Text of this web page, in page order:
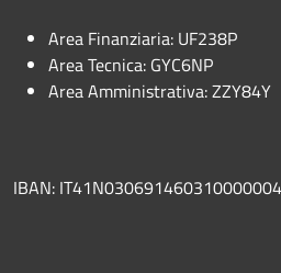
Area Finanziaria: UF238P
Area Tecnica: GYC6NP
Area Amministrativa: ZZY84Y
IBAN: